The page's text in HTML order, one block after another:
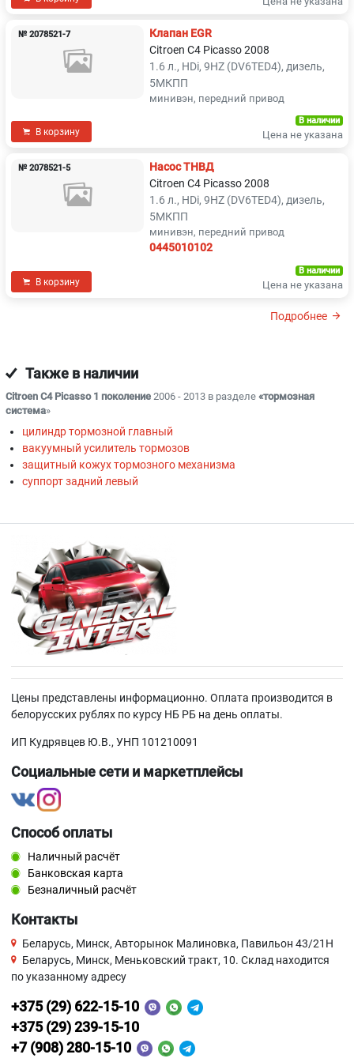
№ 2078521-7
Клапан EGR
Citroen C4 Picasso 2008
1.6 л., HDi, 9HZ (DV6TED4), дизель,
5МКПП
минивэн, передний привод
В корзину
В наличии
Цена не указана
№ 2078521-5
Насос ТНВД
Citroen C4 Picasso 2008
1.6 л., HDi, 9HZ (DV6TED4), дизель,
5МКПП
минивэн, передний привод
0445010102
В корзину
В наличии
Цена не указана
Подробнее
Также в наличии
Citroen C4 Picasso 1 поколение 2006 - 2013 в разделе «тормозная
система»
цилиндр тормозной главный
вакуумный усилитель тормозов
защитный кожух тормозного механизма
суппорт задний левый
Цены представлены информационно. Оплата производится в
белорусских рублях по курсу НБ РБ на день оплаты.
ИП Кудрявцев Ю.В., УНП 101210091
Социальные сети и маркетплейсы
Способ оплаты
Наличный расчёт
Банковская карта
Безналичный расчёт
Контакты
Беларусь, Минск, Авторынок Малиновка, Павильон 43/21Н
Беларусь, Минск, Меньковский тракт, 10. Склад находится
по указанному адресу
+375 (29) 622-15-10
+375 (29) 239-15-10
+7 (908) 280-15-10